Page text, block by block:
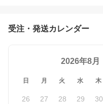
受注・発送カレンダー
2026年8月
日 月 火 水 木
26 27 28 29 30